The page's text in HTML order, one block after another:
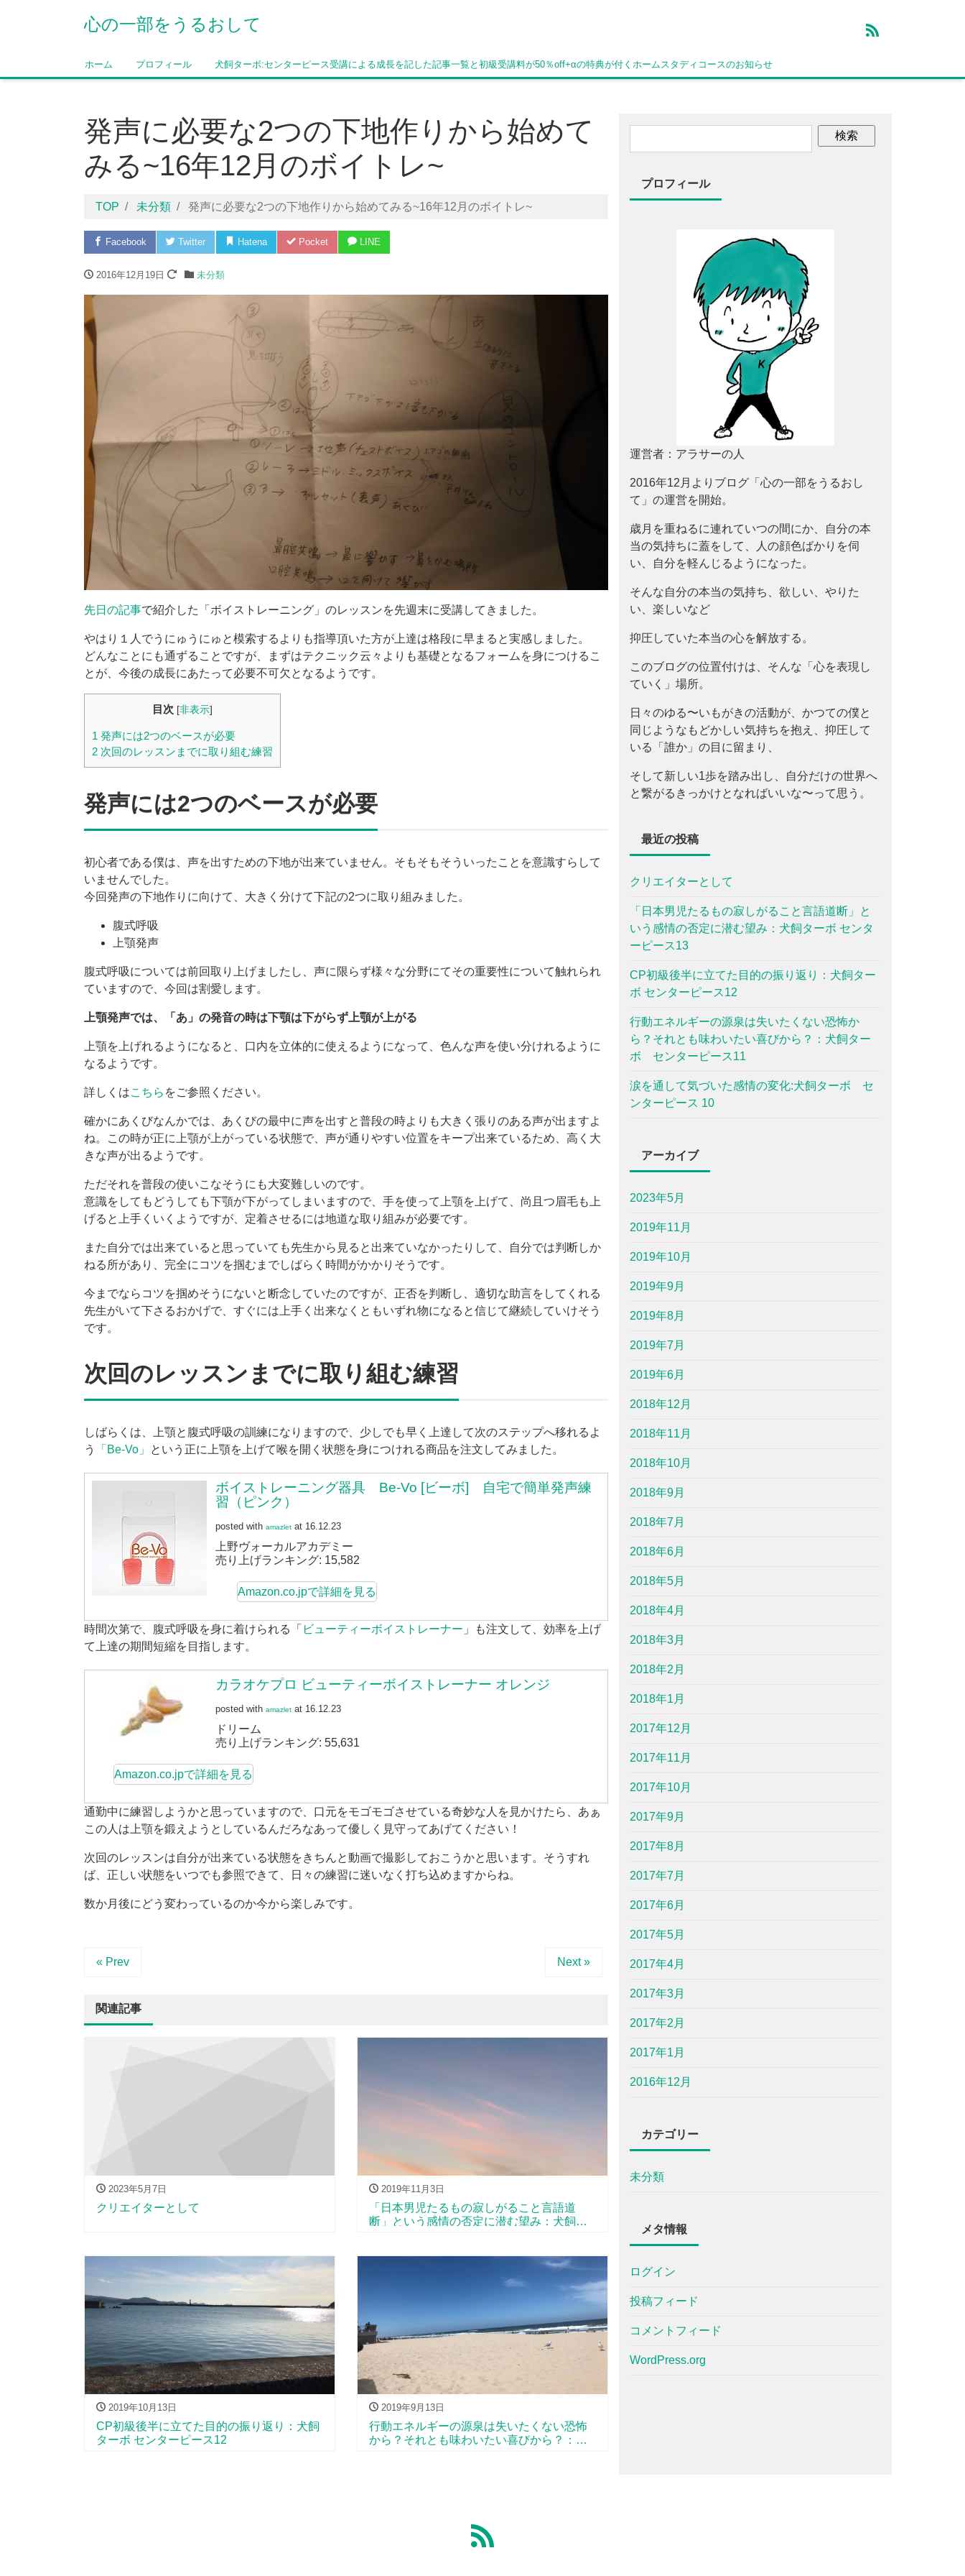
心の一部をうるおして
ホーム プロフィール 犬飼ターボ:センターピース受講による成長を記した記事一覧と初級受講料が50％off+αの特典が付くホームスタディコースのお知らせ
発声に必要な2つの下地作りから始めて
みる~16年12月のボイトレ~
TOP 未分類 発声に必要な2つの下地作りから始めてみる~16年12月のボイトレ~
Facebook Twitter Hatena Pocket LINE
2016年12月19日 未分類
先日の記事で紹介した「ボイストレーニング」のレッスンを先週末に受講してきました。
やはり１人でうにゅうにゅと模索するよりも指導頂いた方が上達は格段に早まると実感しました。
どんなことにも通ずることですが、まずはテクニック云々よりも基礎となるフォームを身につけるこ
とが、今後の成長にあたって必要不可欠となるようです。
目次 [非表示]
1 発声には2つのベースが必要
2 次回のレッスンまでに取り組む練習
発声には2つのベースが必要
初心者である僕は、声を出すための下地が出来ていません。そもそもそういったことを意識すらして
いませんでした。
今回発声の下地作りに向けて、大きく分けて下記の2つに取り組みました。
腹式呼吸
上顎発声
腹式呼吸については前回取り上げましたし、声に限らず様々な分野にてその重要性について触れられ
ていますので、今回は割愛します。
上顎発声では、「あ」の発音の時は下顎は下がらず上顎が上がる
上顎を上げれるようになると、口内を立体的に使えるようになって、色んな声を使い分けれるように
なるようです。
詳しくはこちら をご参照ください。
確かにあくびなんかでは、あくびの最中に声を出すと普段の時よりも大きく張りのある声が出ますよ
ね。この時が正に上顎が上がっている状態で、声が通りやすい位置をキープ出来ているため、高く大
きな声が出るようです。
ただそれを普段の使いこなそうにも大変難しいのです。
意識をしてもどうしても下顎が下がってしまいますので、手を使って上顎を上げて、尚且つ眉毛も上
げると上手くいくようですが、定着させるには地道な取り組みが必要です。
また自分では出来ていると思っていても先生から見ると出来ていなかったりして、自分では判断しか
ねる所があり、完全にコツを掴むまでしばらく時間がかかりそうです。
今までならコツを掴めそうにないと断念していたのですが、正否を判断し、適切な助言をしてくれる
先生がいて下さるおかげで、すぐには上手く出来なくともいずれ物になると信じて継続していけそう
です。
次回のレッスンまでに取り組む練習
しばらくは、上顎と腹式呼吸の訓練になりますので、少しでも早く上達して次のステップへ移れるよ
う
「Be-Vo」 という正に上顎を上げて喉を開く状態を身につけれる商品を注文してみました。
ボイストレーニング器具 Be-Vo [ビーボ] 自宅で簡単発声練
習（ピンク）
posted with amazlet at 16.12.23
上野ヴォーカルアカデミー
売り上げランキング: 15,582
Amazon.co.jpで詳細を見る
時間次第で、腹式呼吸を身に着けられる「 ビューティーボイストレーナー 」も注文して、効率を上げ
て上達の期間短縮を目指します。
カラオケプロ ビューティーボイストレーナー オレンジ
posted with amazlet at 16.12.23
ドリーム
売り上げランキング: 55,631
Amazon.co.jpで詳細を見る
通勤中に練習しようかと思っていますので、口元をモゴモゴさせている奇妙な人を見かけたら、あぁ
この人は上顎を鍛えようとしているんだろなあって優しく見守ってあげてください！
次回のレッスンは自分が出来ている状態をきちんと動画で撮影しておこうかと思います。そうすれ
ば、正しい状態をいつでも参照できて、日々の練習に迷いなく打ち込めますからね。
数か月後にどう変わっているのか今から楽しみです。
« Prev Next »
関連記事
2023年5月7日
クリエイターとして
2019年11月3日
「日本男児たるもの寂しがること言語道
断」という感情の否定に潜む望み：犬飼タ
2019年10月13日
CP初級後半に立てた目的の振り返り：犬飼
ターボ センターピース12
2019年9月13日
行動エネルギーの源泉は失いたくない恐怖
から？それとも味わいたい喜びから？：犬
プロフィール
運営者：アラサーの人
2016年12月よりブログ「心の一部をうるおし
て」の運営を開始。
歳月を重ねるに連れていつの間にか、自分の本
当の気持ちに蓋をして、人の顔色ばかりを伺
い、自分を軽んじるようになった。
そんな自分の本当の気持ち、欲しい、やりた
い、楽しいなど
抑圧していた本当の心を解放する。
このブログの位置付けは、そんな「心を表現し
ていく」場所。
日々のゆる〜いもがきの活動が、かつての僕と
同じようなもどかしい気持ちを抱え、抑圧して
いる「誰か」の目に留まり、
そして新しい1歩を踏み出し、自分だけの世界へ
と繋がるきっかけとなればいいな〜って思う。
最近の投稿
クリエイターとして
「日本男児たるもの寂しがること言語道断」と
いう感情の否定に潜む望み：犬飼ターボ センタ
ーピース13
CP初級後半に立てた目的の振り返り：犬飼ター
ボ センターピース12
行動エネルギーの源泉は失いたくない恐怖か
ら？それとも味わいたい喜びから？：犬飼ター
ボ センターピース11
涙を通して気づいた感情の変化:犬飼ターボ セ
ンターピース 10
アーカイブ
2023年5月
2019年11月
2019年10月
2019年9月
2019年8月
2019年7月
2019年6月
2018年12月
2018年11月
2018年10月
2018年9月
2018年7月
2018年6月
2018年5月
2018年4月
2018年3月
2018年2月
2018年1月
2017年12月
2017年11月
2017年10月
2017年9月
2017年8月
2017年7月
2017年6月
2017年5月
2017年4月
2017年3月
2017年2月
2017年1月
2016年12月
カテゴリー
未分類
メタ情報
ログイン
投稿フィード
コメントフィード
WordPress.org